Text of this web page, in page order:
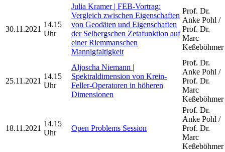
30.11.2021
14.15
Uhr
Julia Kramer | FEB-Vortrag:
Vergleich zwischen Eigenschaften
von Geodäten und Eigenschaften
der Selbergschen Zetafunktion auf
einer Riemmanschen
Mannigfaltigkeit
Prof. Dr.
Anke Pohl /
Prof. Dr.
Marc
Keßeböhmer
25.11.2021
14.15
Uhr
Aljoscha Niemann |
Spektraldimension von Krein-
Feller-Operatoren in höheren
Dimensionen
Prof. Dr.
Anke Pohl /
Prof. Dr.
Marc
Keßeböhmer
18.11.2021
14.15
Uhr
Open Problems Session
Prof. Dr.
Anke Pohl /
Prof. Dr.
Marc
Keßeböhmer